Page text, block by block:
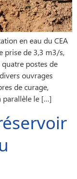
en eau du CEA
prise de 3,3 m3/s,
postes de
ouvrages
de curage,
parallèle le […]